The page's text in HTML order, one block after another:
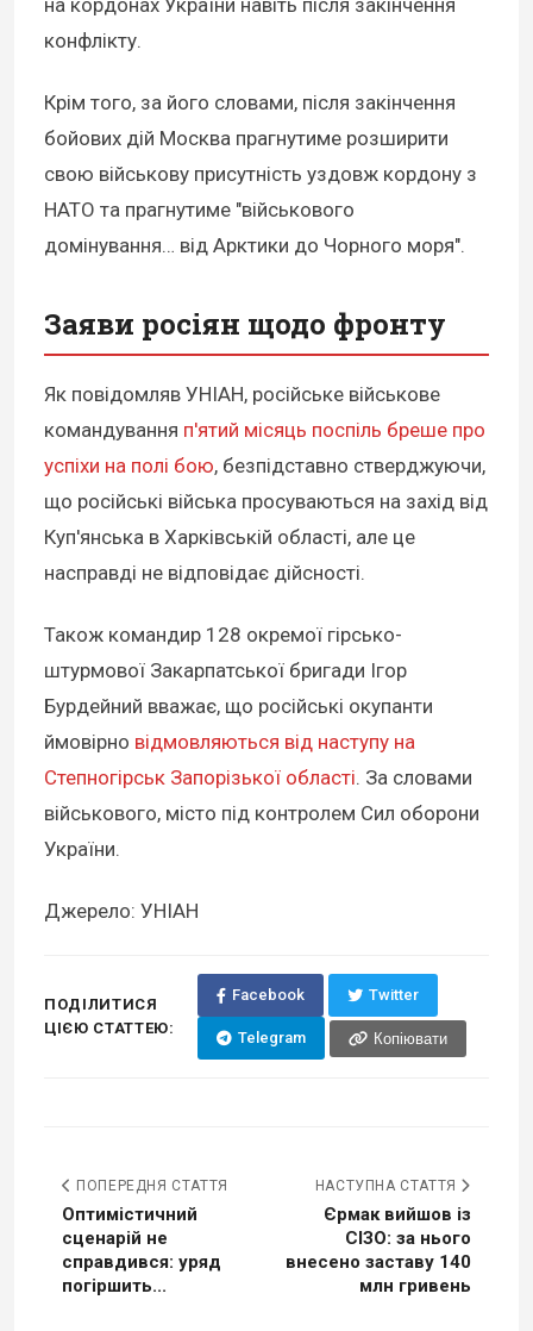
на кордонах України навіть після закінчення
конфлікту.
Крім того, за його словами, після закінчення
бойових дій Москва прагнутиме розширити
свою військову присутність уздовж кордону з
НАТО та прагнутиме "військового
домінування… від Арктики до Чорного моря".
Заяви росіян щодо фронту
Як повідомляв УНІАН, російське військове
командування п'ятий місяць поспіль бреше про
успіхи на полі бою, безпідставно стверджуючи,
що російські війська просуваються на захід від
Куп'янська в Харківській області, але це
насправді не відповідає дійсності.
Також командир 128 окремої гірсько-
штурмової Закарпатської бригади Ігор
Бурдейний вважає, що російські окупанти
ймовірно відмовляються від наступу на
Степногірськ Запорізької області. За словами
військового, місто під контролем Сил оборони
України.
Джерело: УНІАН
ПОДІЛИТИСЯ
ЦІЄЮ СТАТТЕЮ:
Facebook Twitter
Telegram Копіювати
ПОПЕРЕДНЯ СТАТТЯ
Оптимістичний
сценарій не
справдився: уряд
погіршить...
НАСТУПНА СТАТТЯ
Єрмак вийшов із
СІЗО: за нього
внесено заставу 140
млн гривень